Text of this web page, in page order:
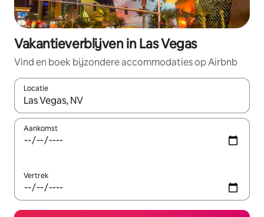
Vakantieverblijven in Las Vegas
Vind en boek bijzondere accommodaties op Airbnb
Locatie
Wanneer er resultaten beschikbaar zijn, maak je een keuze
Aankomst
Vertrek